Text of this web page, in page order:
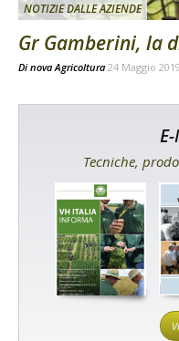
NOTIZIE DALLE AZIENDE
Gr Gamberini, la
Di nova Agricoltura 24 Maggio 2019
Tecniche,